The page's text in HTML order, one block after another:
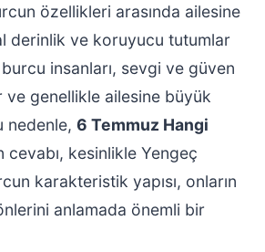
özellikleri arasında ailesine
derinlik ve koruyucu tutumlar
insanları, sevgi ve güven
ve genellikle ailesine büyük
nedenle, 6 Temmuz Hangi
cevabı, kesinlikle Yengeç
karakteristik yapısı, onların
anlamada önemli bir